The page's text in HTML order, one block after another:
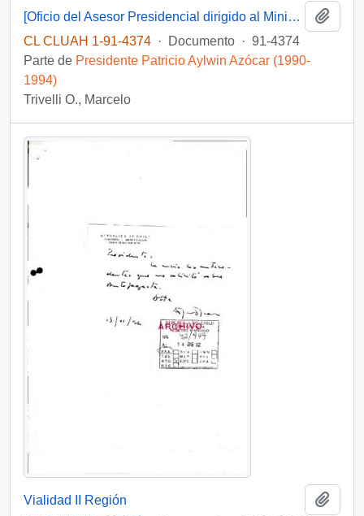
[Oficio del Asesor Presidencial dirigido al Ministro de Relaciones Exteriores]
CL CLUAH 1-91-4374 · Documento · 91-4374
Parte de Presidente Patricio Aylwin Azócar (1990-
1994)
Trivelli O., Marcelo
Vialidad II Región